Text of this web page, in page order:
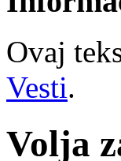
Ovaj
Vesti.
Volja